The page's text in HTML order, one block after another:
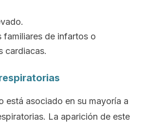
familiares de infartos o
cardiacas.
está asociado en su mayoría a
La aparición de este